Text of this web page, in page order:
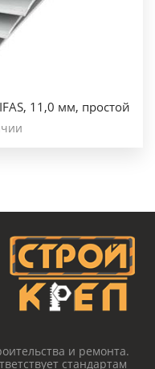
11,0 мм, простой
и ремонта.
стандартам